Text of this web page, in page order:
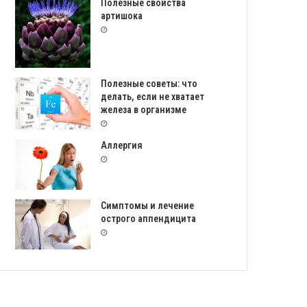
Полезные свойства
артишока
Полезные советы: что
делать, если не хватает
железа в организме
Аллергия
Симптомы и лечение
острого аппендицита